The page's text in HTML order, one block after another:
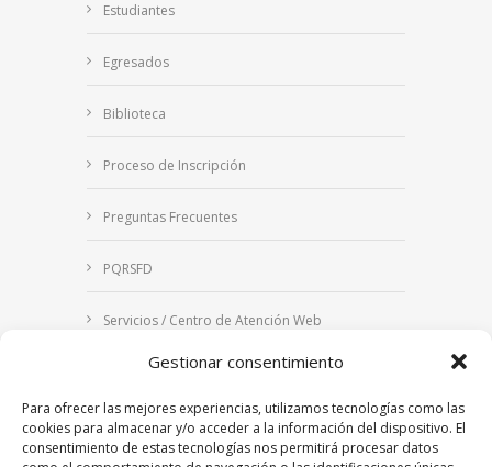
Gestionar consentimiento
Para ofrecer las mejores experiencias, utilizamos tecnologías como las
cookies para almacenar y/o acceder a la información del dispositivo. El
consentimiento de estas tecnologías nos permitirá procesar datos
Estudiantes
Egresados
Biblioteca
Proceso de Inscripción
Preguntas Frecuentes
PQRSFD
Servicios / Centro de Atención Web
Correo Institucional
Notificaciones judiciales